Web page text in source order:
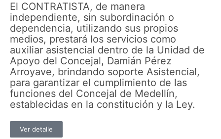
El CONTRATISTA, de manera
independiente, sin subordinación o
dependencia, utilizando sus propios
medios, prestará los servicios como
auxiliar asistencial dentro de la Unidad de
Apoyo del Concejal, Damián Pérez
Arroyave, brindando soporte Asistencial,
para garantizar el cumplimiento de las
funciones del Concejal de Medellín,
establecidas en la constitución y la Ley.
Ver detalle